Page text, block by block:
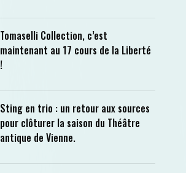
Tomaselli Collection, c’est
maintenant au 17 cours de la Liberté
!
Sting en trio : un retour aux sources
pour clôturer la saison du Théâtre
antique de Vienne.